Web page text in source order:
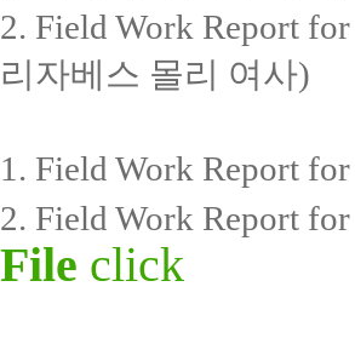
2. Field Work Report
리자베스 몰리 여사)
1. Field Work Report
2. Field Work Report
File click